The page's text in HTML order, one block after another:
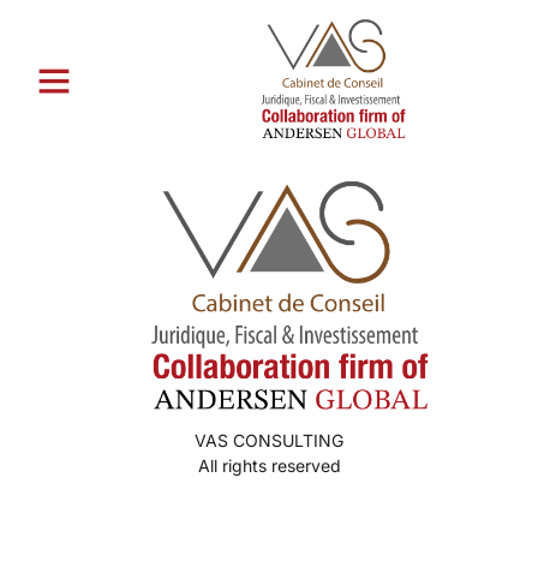
Catégorie : mariГ©e par
correspondance chaude
VAS CONSULTING
All rights reserved